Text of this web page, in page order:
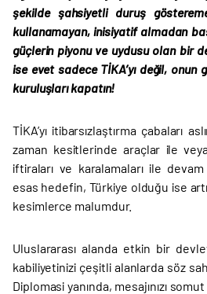
şekilde şahsiyetli duruş
kullanamayan, inisiyatif almadan
güçlerin piyonu ve uydusu olan bir
ise evet sadece TİKA’yı değil,
kuruluşları kapatın!
TİKA’yı itibarsızlaştırma çabaları
zaman kesitlerinde araçlar ile
iftiraları ve karalamaları ile
esas hedefin, Türkiye olduğu ise
kesimlerce malumdur.
Uluslararası alanda etkin bir
kabiliyetinizi çeşitli alanlarda söz
Diplomasi yanında, mesajınızı